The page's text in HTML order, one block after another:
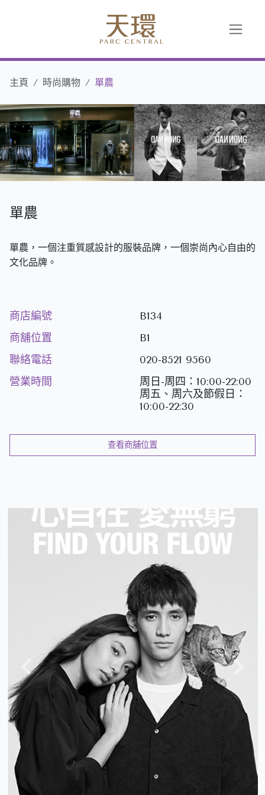
主頁 時尚購物 單農
單農
單農，一個注重質感設計的服裝品牌，一個崇尚內心自由的
文化品牌。
商店編號
B134
商舖位置
B1
聯絡電話
020-8521 9560
營業時間
周日-周四：10:00-22:00
周五、周六及節假日：
10:00-22:30
查看商舖位置
上
一
頁